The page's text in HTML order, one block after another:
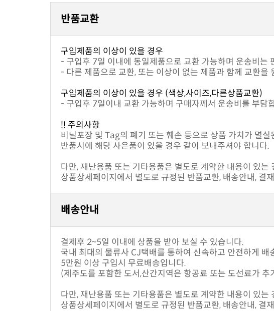
반품교환
구입제품의 이상이 있을 경우
- 구입후 7일 이내에 동일제품으로 교환 가능하며 운송비는
- 다른 제품으로 교환, 또는 이상이 없는 제품과 함께 교환
구입제품의 이상이 있을 경우 (색상,사이즈,다른상품교환)
- 구입후 7일이내 교환 가능하며 구매자께서 운송비를 부담
!! 주의사항
비닐포장 및 Tag의 폐기 또는 훼손 등으로 상품 가치가 멸실
반품시에 해당 사은품이 있을 경우 같이 보내주셔야 합니다.
다만, 재난용품 또는 기타용품은 별도로 계약한 내용이 있는
상품상세페이지에서 별도로 규정된 반품교환, 배송안내, 결
배송안내
결제후 2~5일 이내에 상품을 받아 보실 수 있습니다.
국내 최대의 물류사 CJ택배를 통하여 신속하고 안전하게 배
5만원 이상 구입시 무료배송입니다.
(제주도를 포함한 도서,산간지역은 항공료 또는 도선료가 추
다만, 재난용품 또는 기타용품은 별도로 계약한 내용이 있는
상품상세페이지에서 별도로 규정된 반품교환, 배송안내, 결